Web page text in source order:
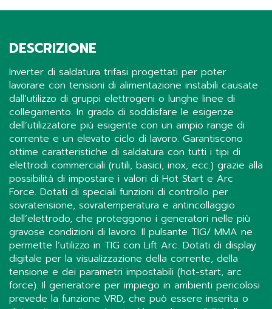
DESCRIZIONE
Inverter di saldatura trifasi progettati per poter
lavorare con tensioni di alimentazione instabili causate
dall’utilizzo di gruppi elettrogeni o lunghe linee di
collegamento. In grado di soddisfare le esigenze
dell’utilizzatore più esigente con un ampio range di
corrente e un elevato ciclo di lavoro. Garantiscono
ottime caratteristiche di saldatura con tutti i tipi di
elettrodi commerciali (rutili, basici, inox, ecc.) grazie alla
possibilità di impostare i valori di Hot Start e Arc
Force. Dotati di speciali funzioni di controllo per
sovratensione, sovratemperatura e antincollaggio
dell’elettrodo, che proteggono i generatori nelle più
gravose condizioni di lavoro. Il pulsante TIG/ MMA ne
permette l’utilizzo in TIG con Lift Arc. Dotati di display
digitale per la visualizzazione della corrente, della
tensione e dei parametri impostabili (hot-start, arc
force). Il generatore per impiego in ambienti pericolosi
prevede la funzione VRD, che può essere inserita o